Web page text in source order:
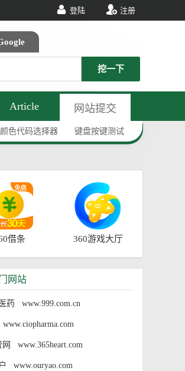
登陆 注册
挖一下
Article 网站提交
颜色代码选择器 键盘按键测试
借条 360游戏大厅
网站
药 www.999.com.cn
网 www.365heart.com
www.ouryao.com